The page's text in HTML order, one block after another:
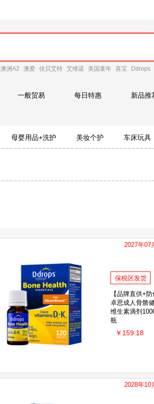
澳洲A2 澳爱 佳贝艾特 艾维诺 美国童年 喜宝 Ddrops
一般贸易 每日特惠 新品推
母婴用品+洗护 美妆个护 车床玩具
2027年07
保税区发货
【品牌直供+
卓思成人骨骼
维生素滴剂
瓶
￥159.18
2028年10